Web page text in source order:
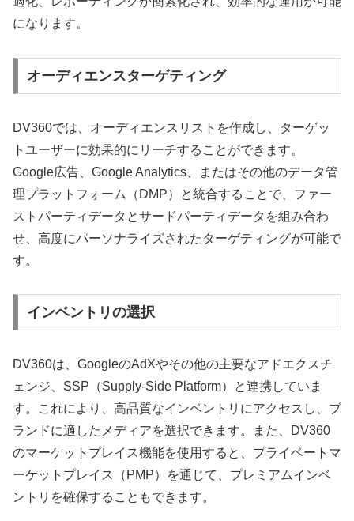
になります。
オーディエンスターゲティング
DV360では、オーディエンスリストを作成し、ターゲッ
トユーザーに効果的にリーチすることができます。
Google広告、Google Analytics、またはその他のデータ管
理プラットフォーム（DMP）と統合することで、ファー
ストパーティデータとサードパーティデータを組み合わ
せ、高度にパーソナライズされたターゲティングが可能で
す。
インベントリの選択
DV360は、GoogleのAdXやその他の主要なアドエクスチ
ェンジ、SSP（Supply-Side Platform）と連携していま
す。これにより、高品質なインベントリにアクセスし、ブ
ランドに適したメディアを選択できます。また、DV360
のマーケットプレイス機能を使用すると、プライベートマ
ーケットプレイス（PMP）を通じて、プレミアムインベ
ントリを確保することもできます。